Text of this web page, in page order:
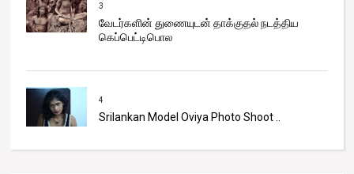
3
வேடர்களின் துணையுடன் தாக்குதல் நடத்திய
கெப்பெட்டிபொல
4
Srilankan Model Oviya Photo Shoot ..